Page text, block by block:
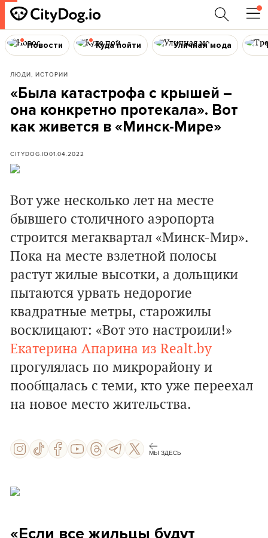
Новости Куда пойти Уличная мода
ЛЮДИ, ИСТОРИИ
«Была катастрофа с крышей –
она конкретно протекала». Вот
как живется в «Минск-Мире»
CITYDOG.IO01.04.2022
Вот уже несколько лет на месте
бывшего столичного аэропорта
строится мегаквартал «Минск-Мир».
Пока на месте взлетной полосы
растут жилые высотки, а дольщики
пытаются урвать недорогие
квадратные метры, старожилы
восклицают: «Вот это настроили!»
Екатерина Апарина из Realt.by
прогулялась по микрорайону и
пообщалась с теми, кто уже переехал
на новое место жительства.
МЫ ЗДЕСЬ
«Если все жильцы будут